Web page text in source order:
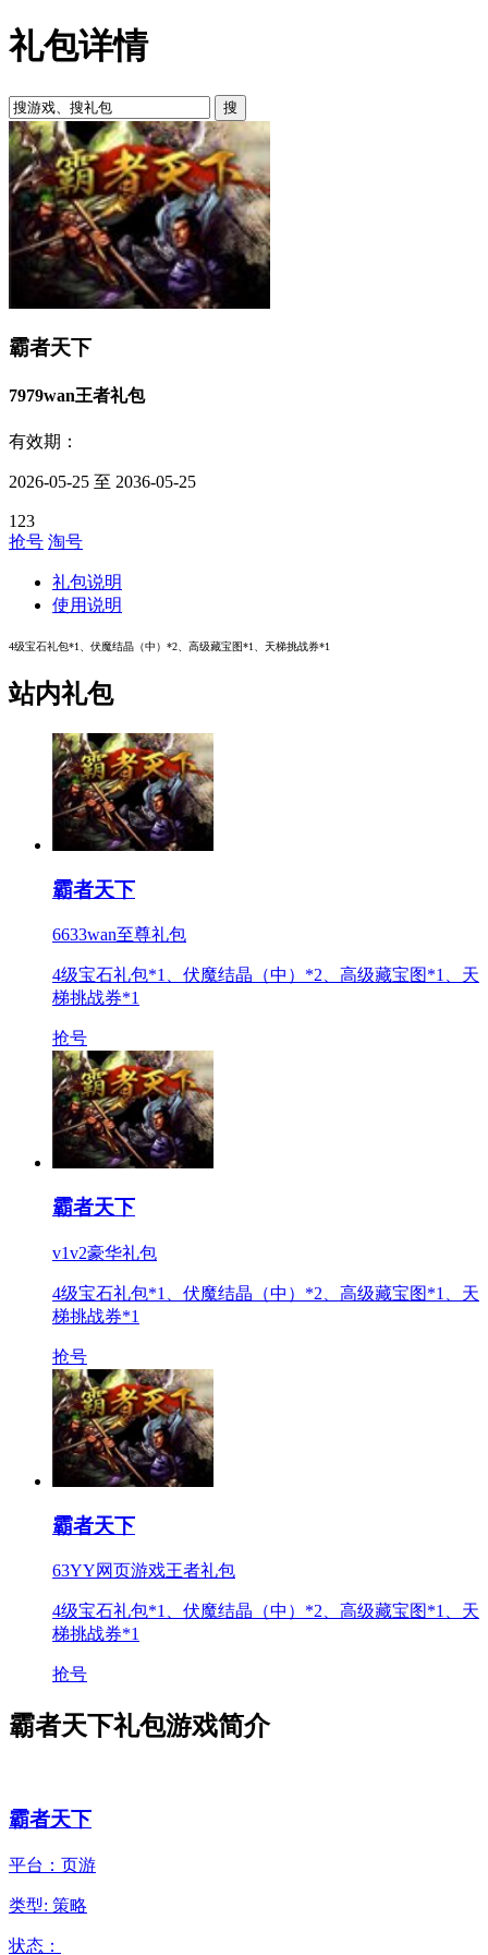
礼包详情
霸者天下
7979wan王者礼包
有效期：
2026-05-25 至 2036-05-25
123
抢号 淘号
礼包说明
使用说明
4级宝石礼包*1、伏魔结晶（中）*2、高级藏宝图*1、天梯挑战券*1
站内礼包
霸者天下
6633wan至尊礼包
4级宝石礼包*1、伏魔结晶（中）*2、高级藏宝图*1、天
梯挑战券*1
抢号
霸者天下
v1v2豪华礼包
4级宝石礼包*1、伏魔结晶（中）*2、高级藏宝图*1、天
梯挑战券*1
抢号
霸者天下
63YY网页游戏王者礼包
4级宝石礼包*1、伏魔结晶（中）*2、高级藏宝图*1、天
梯挑战券*1
抢号
霸者天下礼包游戏简介
霸者天下
平台：页游
类型: 策略
状态：